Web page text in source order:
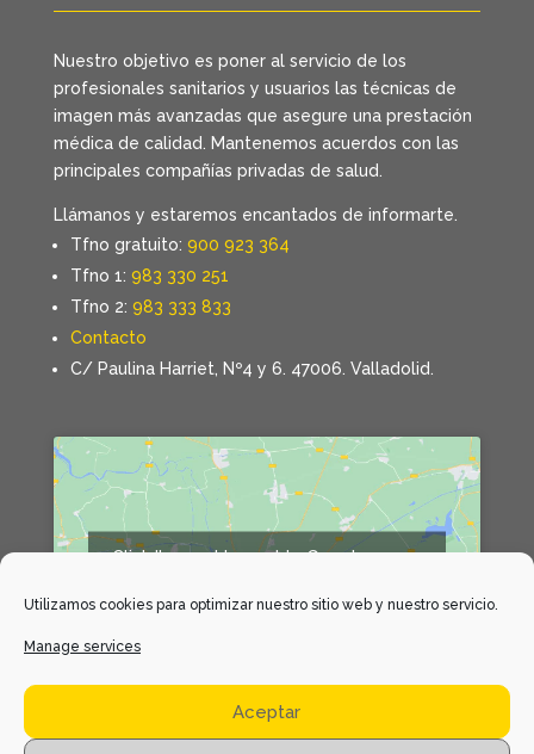
Utilizamos cookies para optimizar nuestro sitio web y nuestro servicio.
Manage services
Aceptar
Nuestro objetivo es poner al servicio de los
profesionales sanitarios y usuarios las técnicas de
imagen más avanzadas que asegure una prestación
médica de calidad. Mantenemos acuerdos con las
principales compañías privadas de salud.
Llámanos y estaremos encantados de informarte.
Tfno gratuito: 900 923 364
Tfno 1: 983 330 251
Tfno 2: 983 333 833
Contacto
C/ Paulina Harriet, Nº4 y 6. 47006. Valladolid.
Click 'I agree' to enable Google maps